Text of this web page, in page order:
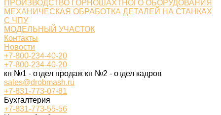
ПРОИЗВОДСТВО ГОРНОШАХТНОГО ОБОРУДОВАНИЯ
МЕХАНИЧЕСКАЯ ОБРАБОТКА ДЕТАЛЕЙ НА СТАНКАХ
С ЧПУ
МОДЕЛЬНЫЙ УЧАСТОК
Контакты
Новости
+7-800-234-40-20
+7-800-234-40-20
кн №1 - отдел продаж кн №2 - отдел кадров
sales@drobmash.ru
+7-831-773-07-81
Бухгалтерия
+7-831-773-55-56